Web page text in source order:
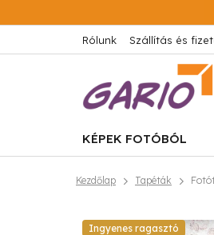
a
tartalomhoz
Rólunk Szállítás és
KÉPEK FOTÓBÓL
Kezdőlap Tapéták
Ingyenes ragasztó